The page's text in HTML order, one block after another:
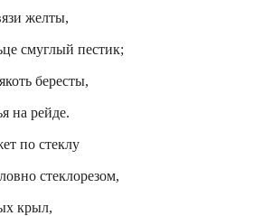
желты,
смуглый пестик;
бересты,
на рейде.
по стеклу
стеклорезом,
крыл,